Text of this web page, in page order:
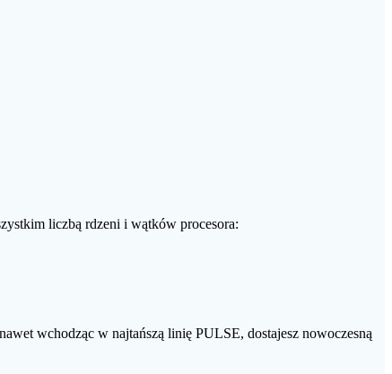
liczbą rdzeni i wątków procesora:
wchodząc w najtańszą linię PULSE, dostajesz nowoczesną